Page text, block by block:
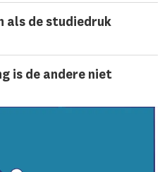
als de studiedruk
is de andere niet